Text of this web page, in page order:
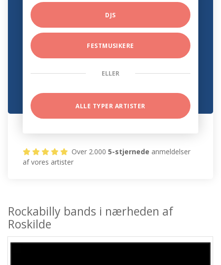
DJS
FESTMUSIKERE
ELLER
ALLE TYPER ARTISTER
Over 2.0005-stjernede anmeldelser
af vores artister
Rockabilly bands i nærheden af
Roskilde